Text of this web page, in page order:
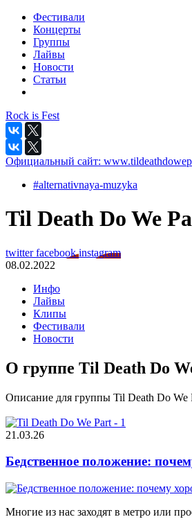
Фестивали
Концерты
Группы
Лайвы
Новости
Статьи
Rock is Fest
Официальный сайт:
#alternativnaya-muzyka
Til Death Do We
twitterfacebookinstagram
08.02.2022
Инфо
Лайвы
Клипы
Фестивали
Новости
О группе Til Death Do
Описание для группы Til Death Do We
21.03.26
Бедственное положение:
Многие из нас заходят в метро или